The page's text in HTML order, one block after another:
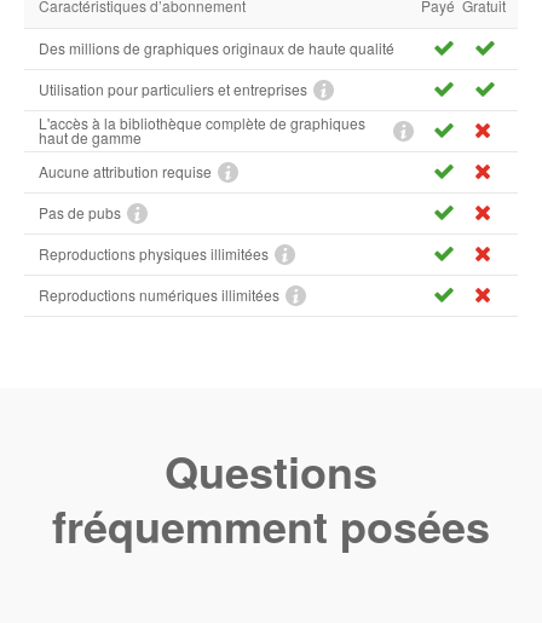
Caractéristiques d’abonnement Payé Gratuit
Des millions de graphiques originaux de haute qualité
Utilisation pour particuliers et entreprises
L'accès à la bibliothèque complète de graphiques
haut de gamme
Aucune attribution requise
Pas de pubs
Reproductions physiques illimitées
Reproductions numériques illimitées
Questions
fréquemment posées